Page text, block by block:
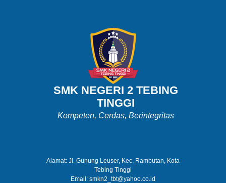
SMK NEGERI 2 TEBING
TINGGI
Kompeten, Cerdas, Berintegritas
Alamat: Jl. Gunung Leuser, Kec. Rambutan, Kota
Tebing Tinggi
Email: smkn2_tbt@yahoo.co.id